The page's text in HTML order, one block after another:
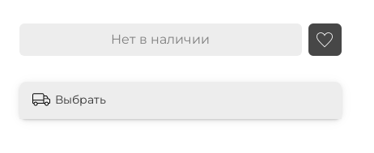
Нет в наличии
Выбрать